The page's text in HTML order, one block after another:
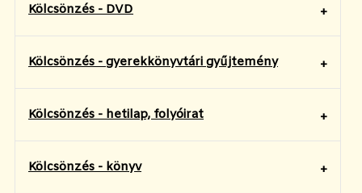
Kölcsönzés - DVD
Kölcsönzés - gyerekkönyvtári gyűjtemény
Kölcsönzés - hetilap, folyóirat
Kölcsönzés - könyv